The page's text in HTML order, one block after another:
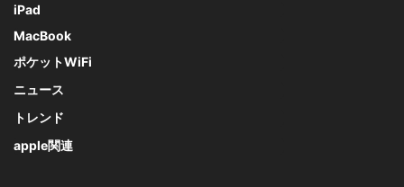
iPad
MacBook
ポケットWiFi
ニュース
トレンド
apple関連